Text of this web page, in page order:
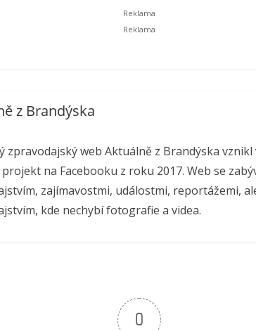
z Brandýska
zpravodajský web Aktuálně z Brandýska vznikl
na Facebooku z roku 2017. Web se
zajímavostmi, událostmi, reportážemi,
kde nechybí fotografie a videa.
0